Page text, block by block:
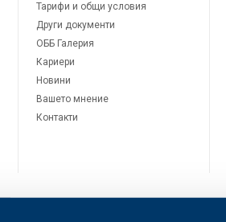
Тарифи и общи условия
Други документи
ОББ Галерия
Кариери
Новини
Вашето мнение
Контакти